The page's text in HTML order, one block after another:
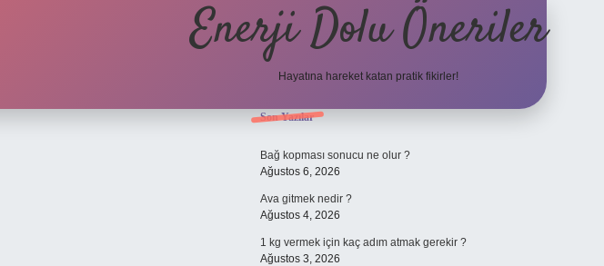
Enerji Dolu Öneriler
Hayatına hareket katan pratik fikirler!
Sidebar
Son Yazılar
Bağ kopması sonucu ne olur ?
Ağustos 6, 2026
Ava gitmek nedir ?
Ağustos 4, 2026
1 kg vermek için kaç adım atmak gerekir ?
Ağustos 3, 2026